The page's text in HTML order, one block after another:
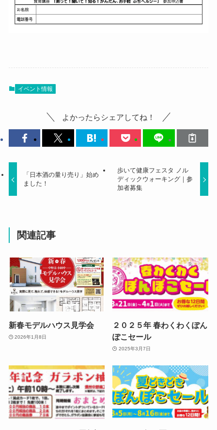
イベント情報
よかったらシェアしてね！
「日本酒の量り売り」始め
ました！
歩いて健康フェスタ ノル
ディックウォーキング｜参
加者募集
関連記事
新春モデルハウス見学会
2026年1月8日
２０２５年 春わくわくぽん
ぽこセール
2025年3月7日